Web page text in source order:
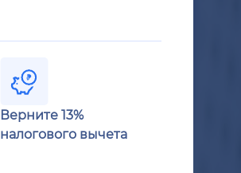
Верните 13%
налогового вычета